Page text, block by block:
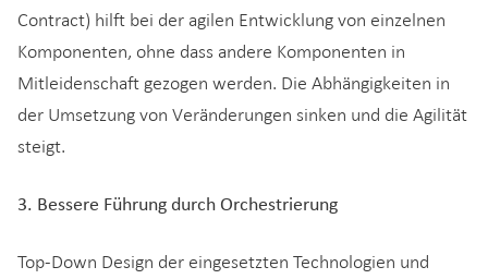
Contract) hilft bei der agilen Entwicklung von einzelnen
Komponenten, ohne dass andere Komponenten in
Mitleidenschaft gezogen werden. Die Abhängigkeiten in
der Umsetzung von Veränderungen sinken und die Agilität
steigt.
3. Bessere Führung durch Orchestrierung
Top-Down Design der eingesetzten Technologien und